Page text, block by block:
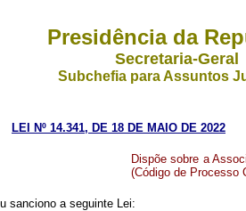
Presidência da
Secretaria-Geral
Subchefia para Assuntos
LEI Nº 14.341, DE 18 DE MAIO DE 2022
Dispõe sobre a
(Código de Processo
sanciono a seguinte Lei: